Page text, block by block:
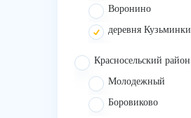
Воронино
деревня Кузьминки
Красносельский район
Молодежный
Боровиково